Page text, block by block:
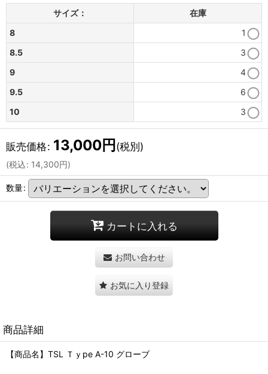
サイズ：
在庫
8
1
8.5
3
9
4
9.5
6
10
3
販売価格: 13,000円 (税別)
(税込: 14,300円)
数量:
カートに入れる
お問い合わせ
お気に入り登録
商品詳細
【商品名】TSL Ｔｙpe A-10 グローブ